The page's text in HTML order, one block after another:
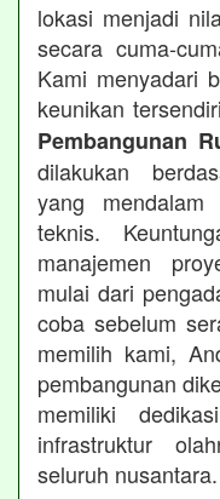
lokasi menjadi
secara cuma-
Kami menyadari
keunikan
Pembangunan
dilakukan
yang
teknis.
manajemen
mulai dari
coba sebelum
memilih kami,
pembangunan
memiliki
infrastruktur
seluruh nusantara.